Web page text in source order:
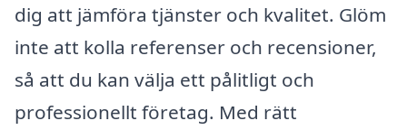
dig att jämföra tjänster och kvalitet. Glöm
inte att kolla referenser och recensioner,
så att du kan välja ett pålitligt och
professionellt företag. Med rätt